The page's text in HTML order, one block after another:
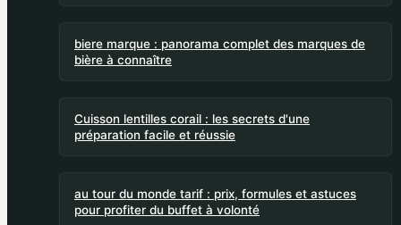
biere marque : panorama complet des marques de
bière à connaître
Cuisson lentilles corail : les secrets d'une
préparation facile et réussie
au tour du monde tarif : prix, formules et astuces
pour profiter du buffet à volonté